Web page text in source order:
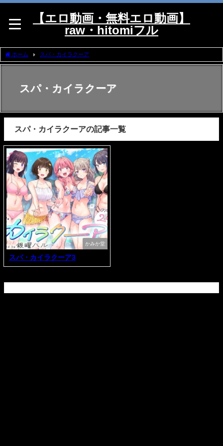
【エロ動画・無料エロ動画】
raw・hitomiフル
ホーム スパ・カイラクーア
スパ・カイラクーア
スパ・カイラクーアの記事一覧
かみか堂
スパ・カイラクーア3